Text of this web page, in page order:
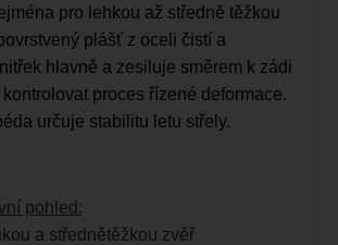
pro lehkou až středně těžkou
plášť z oceli čistí a
hlavně a zesiluje směrem k zádi
vat proces řízené deformace.
určuje stabilitu letu střely.
pohled:
a střednětěžkou zvěř